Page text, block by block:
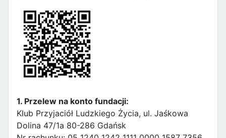
1. Przelew na konto fundacji:
Klub Przyjaciół Ludzkiego Życia, ul. Jaśkowa
Dolina 47/1a 80-286 Gdańsk